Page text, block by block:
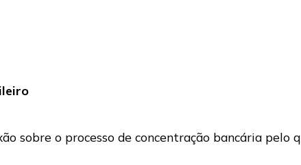
sobre o processo de concentração bancária pelo